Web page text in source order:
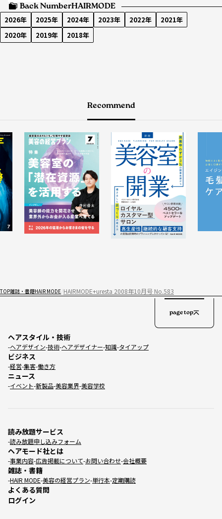
Back NumberHAIRMODE
2026年 2025年 2024年 2023年 2022年
2021年
2020年
2019年 2018年
Recommend
TOP雑誌・書籍HAIR MODE HAIRMODE+uresta 2008年10月号 No.583
ヘアスタイル・技術
ヘアデザイン 技術 ヘアデザイナー 知識 タイアップ
ビジネス
経営 集客 働き方
ニュース
イベント 新製品 美容業界 美容学校
読み放題サービス
読み放題申し込みフォーム
ヘアモード社とは
事業内容 広告掲載について お問い合わせ 会社概要
雑誌・書籍
HAIR MODE 美容の経営プラン 単行本 定期購読
よくある質問
ログイン
page top